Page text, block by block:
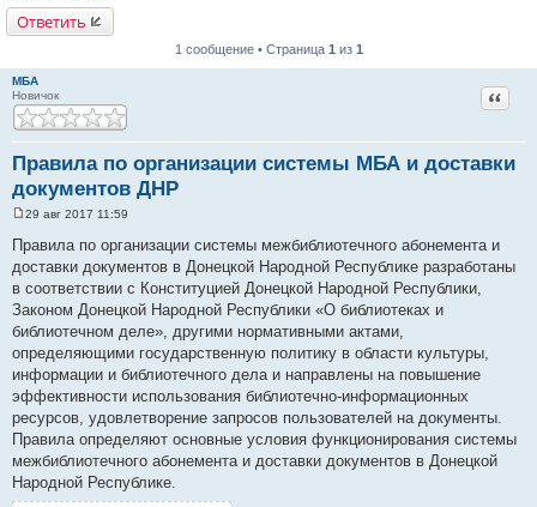
Ответить
1 сообщение • Страница 1 из 1
МБА
Новичок
Правила по организации системы МБА и доставки
документов ДНР
о
б
е
н
и
е
29 авг 2017 11:59
Правила по организации системы межбиблиотечного абонемента и
доставки документов в Донецкой Народной Республике разработаны
в соответствии с Конституцией Донецкой Народной Республики,
Законом Донецкой Народной Республики «О библиотеках и
библиотечном деле», другими нормативными актами,
определяющими государственную политику в области культуры,
информации и библиотечного дела и направлены на повышение
эффективности использования библиотечно-информационных
ресурсов, удовлетворение запросов пользователей на документы.
Правила определяют основные условия функционирования системы
межбиблиотечного абонемента и доставки документов в Донецкой
Народной Республике.